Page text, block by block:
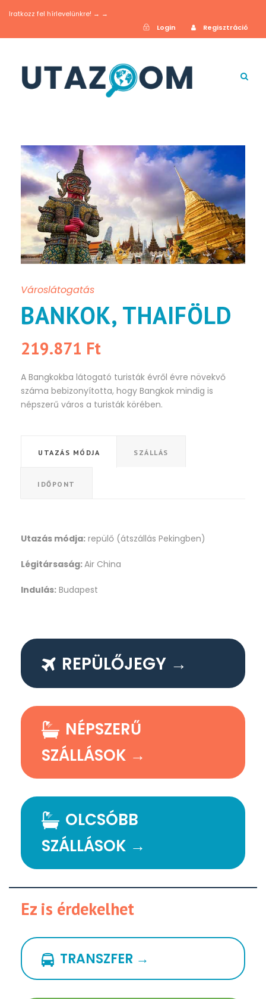
Iratkozz fel hírlevelünkre! → →
Login
Regisztráció
Városlátogatás
BANKOK, THAIFÖLD
219.871 Ft
A Bangkokba látogató turisták évről évre növekvő
száma bebizonyította, hogy Bangkok mindig is
népszerű város a turisták körében.
UTAZÁS MÓDJA SZÁLLÁS
IDŐPONT
Utazás módja: repülő (átszállás Pekingben)
Légitársaság:Air China
Indulás: Budapest
REPÜLŐJEGY →
NÉPSZERŰ
SZÁLLÁSOK →
OLCSÓBB
SZÁLLÁSOK →
Ez is érdekelhet
TRANSZFER →